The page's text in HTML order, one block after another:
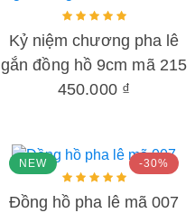
Kỷ niệm chương pha lê
gắn đồng hồ 9cm mã 215
450.000 ₫
NEW -30%
Đồng hồ pha lê mã 007